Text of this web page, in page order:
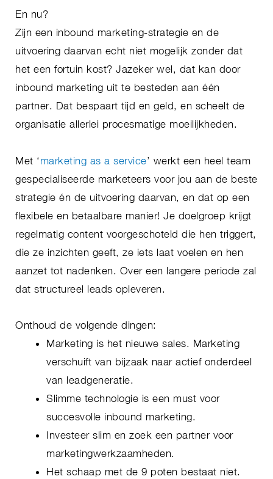
En nu?
Zijn een inbound marketing-strategie en de
uitvoering daarvan echt niet mogelijk zonder dat
het een fortuin kost? Jazeker wel, dat kan door
inbound marketing uit te besteden aan één
partner. Dat bespaart tijd en geld, en scheelt de
organisatie allerlei procesmatige moeilijkheden.
Met ‘ marketing as a service’ werkt een heel team
gespecialiseerde marketeers voor jou aan de beste
strategie én de uitvoering daarvan, en dat op een
flexibele en betaalbare manier! Je doelgroep krijgt
regelmatig content voorgeschoteld die hen triggert,
die ze inzichten geeft, ze iets laat voelen en hen
aanzet tot nadenken. Over een langere periode zal
dat structureel leads opleveren.
Onthoud de volgende dingen:
Marketing is het nieuwe sales. Marketing
verschuift van bijzaak naar actief onderdeel
van leadgeneratie.
Slimme technologie is een must voor
succesvolle inbound marketing.
Investeer slim en zoek een partner voor
marketingwerkzaamheden.
Het schaap met de 9 poten bestaat niet.